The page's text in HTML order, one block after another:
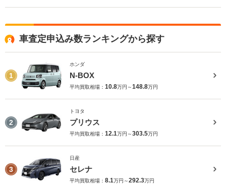
車査定申込み数ランキングから探す
1
ホンダ
N-BOX
平均買取相場： 10.8万円～148.8万円
2
トヨタ
プリウス
平均買取相場： 12.1万円～303.5万円
3
日産
セレナ
平均買取相場： 8.1万円～292.3万円